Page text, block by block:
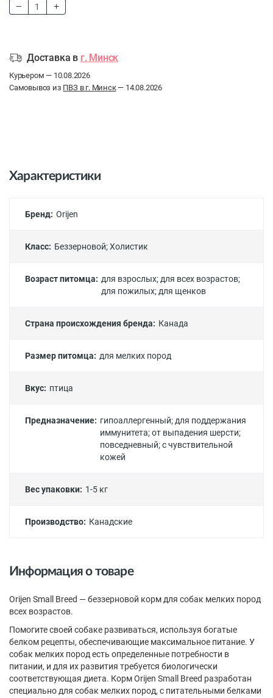
Доставка в г. Минск
Курьером — 10.08.2026
Самовывоз из ПВЗ в г. Минск— 14.08.2026
Характеристики
Бренд: Orijen
Класс: Беззерновой;Холистик
Возраст питомца: для взрослых;для всех возрастов;
для пожилых;для щенков
Страна происхождения бренда: Канада
Размер питомца: для мелких пород
Вкус: птица
Предназначение: гипоаллергенный;для поддержания
иммунитета;от выпадения шерсти;
повседневный;с чувствительной
кожей
Вес упаковки: 1-5 кг
Производство: Канадские
Информация о товаре
Orijen Small Breed — беззерновой корм для собак мелких пород
всех возрастов.
Помогите своей собаке развиваться, используя богатые
белком рецепты, обеспечивающие максимальное питание. У
собак мелких пород есть определенные потребности в
питании, и для их развития требуется биологически
соответствующая диета. Корм Orijen Small Breed разработан
специально для собак мелких пород, с питательными белками